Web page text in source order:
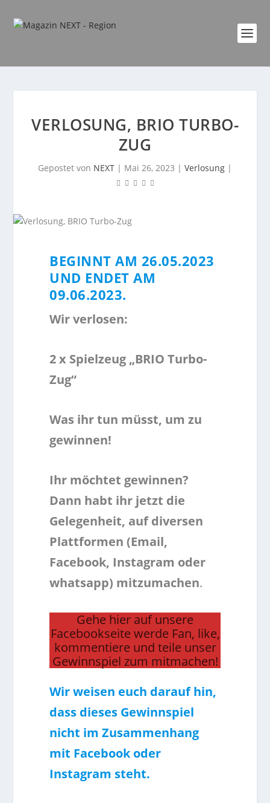
VERLOSUNG, BRIO TURBO-
ZUG
Gepostet von NEXT | Mai 26, 2023 | Verlosung |
BEGINNT AM 26.05.2023
UND ENDET AM
09.06.2023.
Wir verlosen:
2 x Spielzeug „BRIO Turbo-
Zug“
Was ihr tun müsst, um zu
gewinnen!
Ihr möchtet gewinnen?
Dann habt ihr jetzt die
Gelegenheit, auf diversen
Plattformen (Email,
Facebook, Instagram oder
whatsapp) mitzumachen.
Gehe hier auf unsere
Facebookseite werde Fan, like,
kommentiere und teile unser
Gewinnspiel zum mitmachen!
Wir weisen euch darauf hin,
dass dieses Gewinnspiel
nicht im Zusammenhang
mit Facebook oder
Instagram steht.